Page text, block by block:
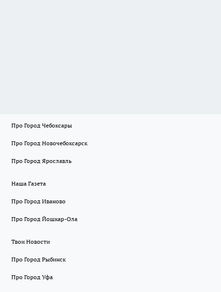
Про Город Чебоксары
Про Город Новочебоксарск
Про Город Ярославль
Наша Газета
Про Город Иваново
Про Город Йошкар-Ола
Твои Новости
Про Город Рыбинск
Про Город Уфа